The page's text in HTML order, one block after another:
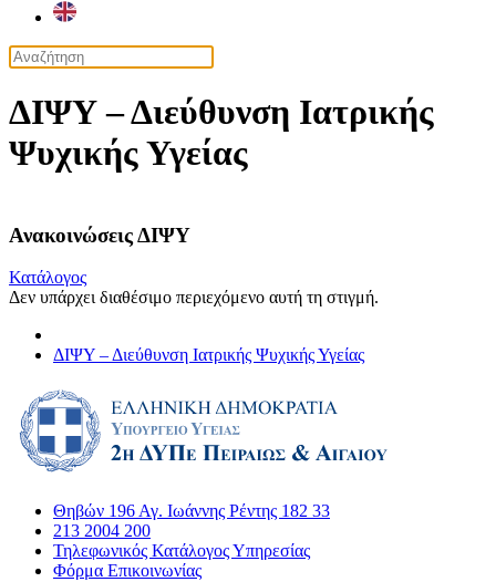
ΔΙΨΥ – Διεύθυνση Ιατρικής
Ψυχικής Υγείας
Ανακοινώσεις ΔΙΨΥ
Κατάλογος
Δεν υπάρχει διαθέσιμο περιεχόμενο αυτή τη στιγμή.
ΔΙΨΥ – Διεύθυνση Ιατρικής Ψυχικής Υγείας
Θηβών 196 Αγ. Ιωάννης Ρέντης 182 33
213 2004 200
Τηλεφωνικός Κατάλογος Υπηρεσίας
Φόρμα Επικοινωνίας